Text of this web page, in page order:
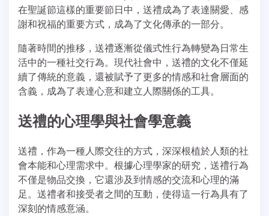
在聖誕節這樣的重要節日中，送禮成為了表達關愛、感
謝和祝福的重要方式，成為了文化傳承的一部分。
隨著時間的推移，送禮逐漸從儀式性行為轉變為日常生
活中的一種社交行為。現代社會中，送禮的文化不僅延
續了傳統的意義，還被賦予了更多的情感和社會層面的
含義，成為了表達心意和建立人際關係的工具。
送禮的心理學與社會學意義
送禮，作為一種人際交往的方式，深深根植於人類的社
會本能和心理需求中。根據心理學家的研究，送禮行為
不僅是物品交換，它還涉及到情感的交流和心理的滿
足。送禮者和接受者之間的互動，使得這一行為具有了
深刻的情感意涵。